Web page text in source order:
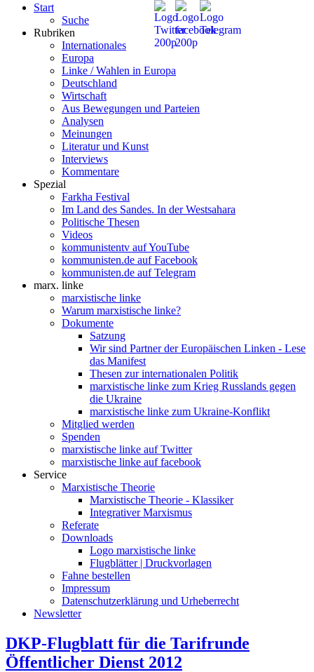
Start
Suche
Rubriken
Internationales
Europa
Linke / Wahlen in Europa
Deutschland
Wirtschaft
Aus Bewegungen und Parteien
Analysen
Meinungen
Literatur und Kunst
Interviews
Kommentare
Spezial
Farkha Festival
Im Land des Sandes. In der Westsahara
Politische Thesen
Videos
kommunistentv auf YouTube
kommunisten.de auf Facebook
kommunisten.de auf Telegram
marx. linke
marxistische linke
Warum marxistische linke?
Dokumente
Satzung
Wir sind Partner der Europäischen Linken - Lese
das Manifest
Thesen zur internationalen Politik
marxistische linke zum Krieg Russlands gegen
die Ukraine
marxistische linke zum Ukraine-Konflikt
Mitglied werden
Spenden
marxistische linke auf Twitter
marxistische linke auf facebook
Service
Marxistische Theorie
Marxistische Theorie - Klassiker
Integrativer Marxismus
Referate
Downloads
Logo marxistische linke
Flugblätter | Druckvorlagen
Fahne bestellen
Impressum
Datenschutzerklärung und Urheberrecht
Newsletter
DKP-Flugblatt für die Tarifrunde
Öffentlicher Dienst 2012